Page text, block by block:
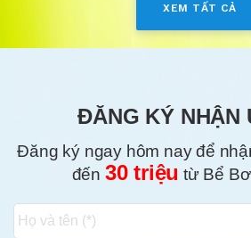
XEM TẤT CẢ
ĐĂNG KÝ NHẬN
Đăng ký ngay hôm nay để
đến 30 triệu từ Bể